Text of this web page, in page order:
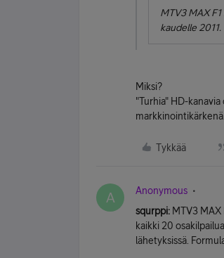
MTV3 MAX
kaudelle 2011.
Miksi?
"Turhia" HD-
Tykkää
A Anonymous
squrppi: MTV3
kaikki 20
lähetyksissä.